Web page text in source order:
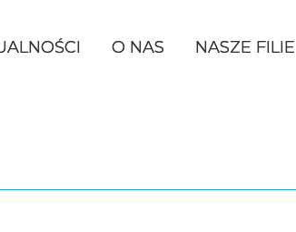
O NAS NASZE FILIE